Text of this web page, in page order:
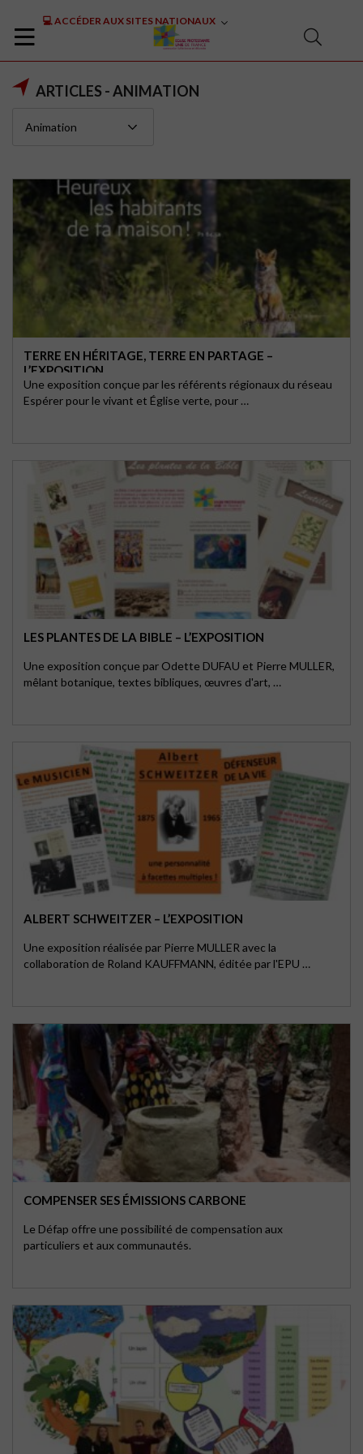
💻 ACCÉDER AUX SITES NATIONAUX
ARTICLES - ANIMATION
TERRE EN HÉRITAGE, TERRE EN PARTAGE –
L’EXPOSITION
Une exposition conçue par les référents régionaux du réseau
Espérer pour le vivant et Église verte, pour …
LES PLANTES DE LA BIBLE – L’EXPOSITION
Une exposition conçue par Odette DUFAU et Pierre MULLER,
mêlant botanique, textes bibliques, œuvres d'art, …
ALBERT SCHWEITZER – L’EXPOSITION
Une exposition réalisée par Pierre MULLER avec la
collaboration de Roland KAUFFMANN, éditée par l'EPU …
COMPENSER SES ÉMISSIONS CARBONE
Le Défap offre une possibilité de compensation aux
particuliers et aux communautés.